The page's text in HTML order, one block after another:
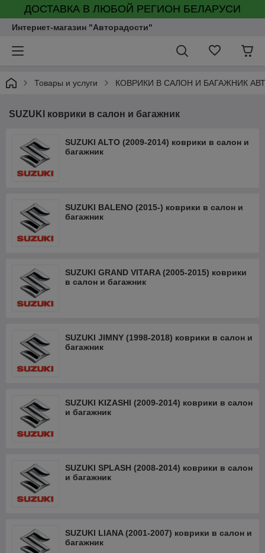
ДОСТАВКА В ЛЮБОЙ РЕГИОН БЕЛАРУСИ
Интернет-магазин "Авторадости"
Товары и услуги КОВРИКИ В САЛОН И БАГАЖНИК
SUZUKI коврики в салон и багажник
SUZUKI ALTO (2009-2014) коврики в салон и
багажник
SUZUKI BALENO (2015-) коврики в салон и
багажник
SUZUKI GRAND VITARA (2005-2015) коврики
в салон и багажник
SUZUKI JIMNY (1998-2018) коврики в салон и
багажник
SUZUKI KIZASHI (2009-2014) коврики в салон
и багажник
SUZUKI SPLASH (2008-2014) коврики в салон
и багажник
SUZUKI LIANA (2001-2007) коврики в салон и
багажник